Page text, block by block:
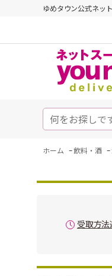
ゆめタウン公式ネッ
ホーム -飲料・酒 -
受取方法